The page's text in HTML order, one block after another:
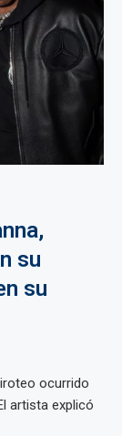
su
su
ocurrido
artista explicó